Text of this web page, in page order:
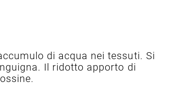
di acqua nei tessuti. Si
Il ridotto apporto di